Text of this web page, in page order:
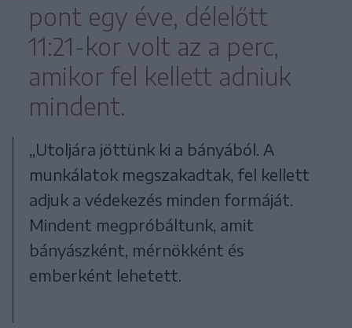
pont egy éve, délelőtt
11:21-kor volt az a perc,
amikor fel kellett adniuk
mindent.
„Utoljára jöttünk ki a bányából. A
munkálatok megszakadtak, fel kellett
adjuk a védekezés minden formáját.
Mindent megpróbáltunk, amit
bányászként, mérnökként és
emberként lehetett.